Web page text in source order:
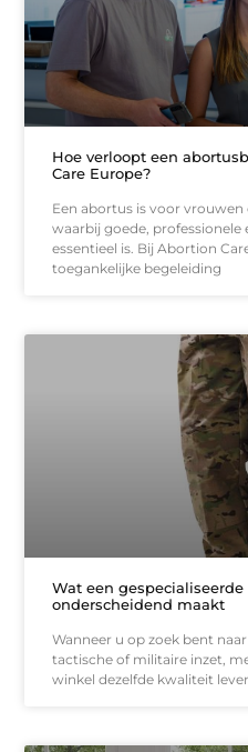
Hoe verloopt een
Care Europe?
Een abortus is voor vrouwen
waarbij goede, professionele
essentieel is. Bij Abortion
toegankelijke begeleiding
Wat een
onderscheidend maakt
Wanneer u op zoek bent
tactische of militaire inzet,
winkel dezelfde kwaliteit